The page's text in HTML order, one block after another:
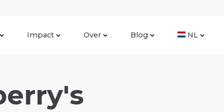
Impact Over Blog NL